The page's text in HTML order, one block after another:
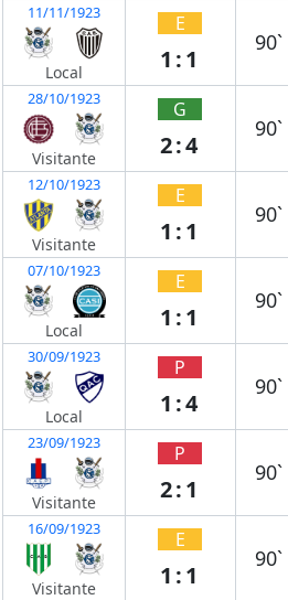
11/11/1923
Local
E
1:1
90`
28/10/1923
Visitante
G
2:4
90`
12/10/1923
Visitante
E
1:1
90`
07/10/1923
Local
E
1:1
90`
30/09/1923
Local
P
1:4
90`
23/09/1923
Visitante
P
2:1
90`
16/09/1923
Visitante
E
1:1
90`